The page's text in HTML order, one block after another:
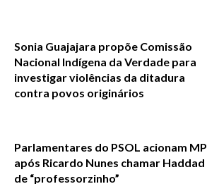
Sonia Guajajara propõe Comissão
Nacional Indígena da Verdade para
investigar violências da ditadura
contra povos originários
Parlamentares do PSOL acionam MP
após Ricardo Nunes chamar Haddad
de “professorzinho”